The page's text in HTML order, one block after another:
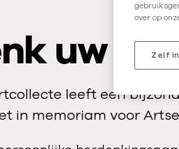
uw
leeft een
in memoriam voor
over op
Zelf